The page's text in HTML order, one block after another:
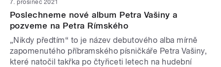
7. prosinec 2021
Poslechneme nové album Petra Vašiny a
pozveme na Petra Rímského
„Nikdy předtím“ to je název debutového alba mírně
zapomenutého příbramského písničkáře Petra Vašiny,
které natočil takřka po čtyřiceti letech na hudební